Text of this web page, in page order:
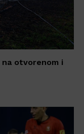
otvorenom i